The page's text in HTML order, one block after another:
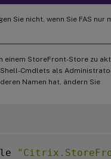
Sie nicht, wenn Sie FAS nur
einem StoreFront-Store zu
Cmdlets als
Namen hat, ändern Sie